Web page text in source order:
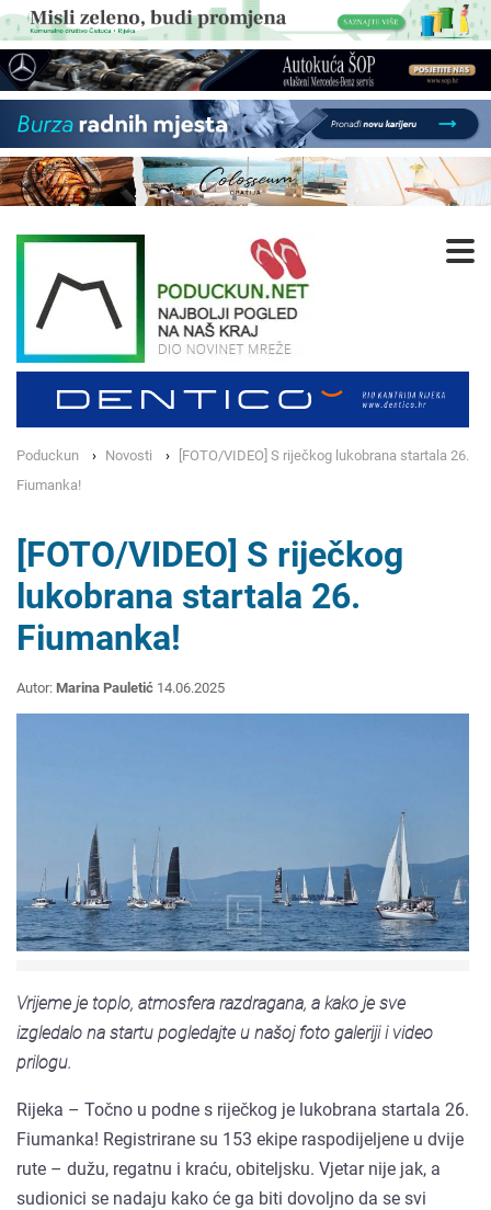
Poduckun Novosti
[FOTO/VIDEO] S riječkog lukobrana startala 26.
Fiumanka!
[FOTO/VIDEO] S riječkog
lukobrana startala 26.
Fiumanka!
Autor: Marina Pauletić 14.06.2025
Vrijeme je toplo, atmosfera razdragana, a kako je sve
izgledalo na startu pogledajte u našoj foto galeriji i video
prilogu.
Rijeka – Točno u podne s riječkog je lukobrana startala 26.
Fiumanka! Registrirane su 153 ekipe raspodijeljene u dvije
rute – dužu, regatnu i kraću, obiteljsku. Vjetar nije jak, a
sudionici se nadaju kako će ga biti dovoljno da se svi